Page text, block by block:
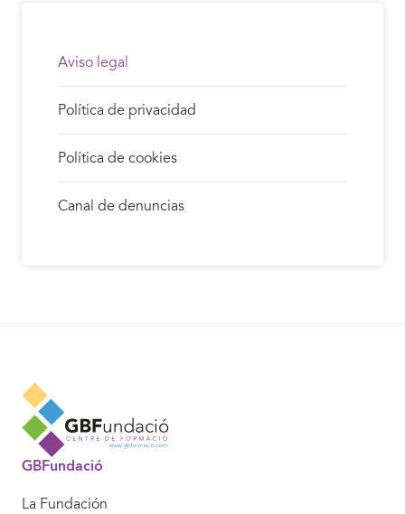
Aviso legal
Política de privacidad
Política de cookies
Canal de denuncias
GBFundació
La Fundación